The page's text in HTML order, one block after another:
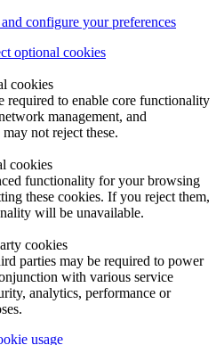
configure your preferences
optional cookies
cookies
required to enable core functionality
management, and
not reject these.
cookies
functionality for your browsing
these cookies. If you reject them,
will be unavailable.
cookies
parties may be required to power
with various service
analytics, performance or
usage